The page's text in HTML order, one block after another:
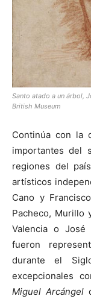
Santo atado a un árbol,
British Museum
Continúa con la
importantes del
regiones del
artísticos
Cano y
Pacheco, Murillo
Valencia o
fueron
durante el
excepcionales
Miguel Arcángel